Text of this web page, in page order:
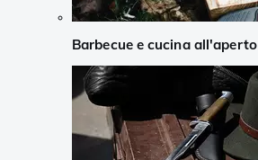
Barbecue e cucina all'aperto